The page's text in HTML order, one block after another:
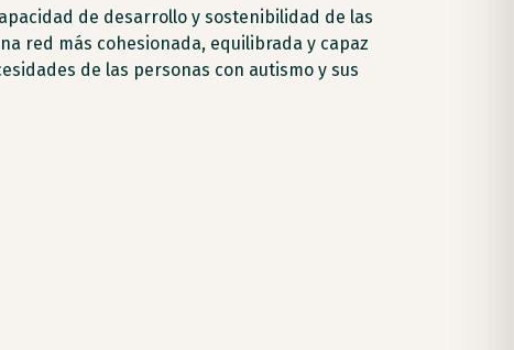
de desarrollo y sostenibilidad de las
red más cohesionada, equilibrada y capaz
de las personas con autismo y sus